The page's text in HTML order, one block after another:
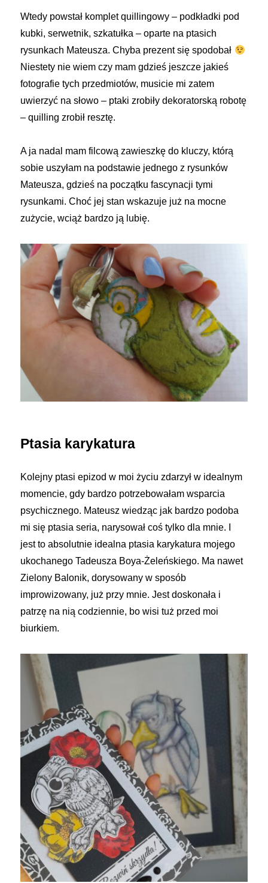
Wtedy powstał komplet quillingowy – podkładki pod
kubki, serwetnik, szkatułka – oparte na ptasich
rysunkach Mateusza. Chyba prezent się spodobał
Niestety nie wiem czy mam gdzieś jeszcze jakieś
fotografie tych przedmiotów, musicie mi zatem
uwierzyć na słowo – ptaki zrobiły dekoratorską robotę
– quilling zrobił resztę.
A ja nadal mam filcową zawieszkę do kluczy, którą
sobie uszyłam na podstawie jednego z rysunków
Mateusza, gdzieś na początku fascynacji tymi
rysunkami. Choć jej stan wskazuje już na mocne
zużycie, wciąż bardzo ją lubię.
Ptasia karykatura
Kolejny ptasi epizod w moi życiu zdarzył w idealnym
momencie, gdy bardzo potrzebowałam wsparcia
psychicznego. Mateusz wiedząc jak bardzo podoba
mi się ptasia seria, narysował coś tylko dla mnie. I
jest to absolutnie idealna ptasia karykatura mojego
ukochanego Tadeusza Boya-Żeleńskiego. Ma nawet
Zielony Balonik, dorysowany w sposób
improwizowany, już przy mnie. Jest doskonała i
patrzę na nią codziennie, bo wisi tuż przed moi
biurkiem.